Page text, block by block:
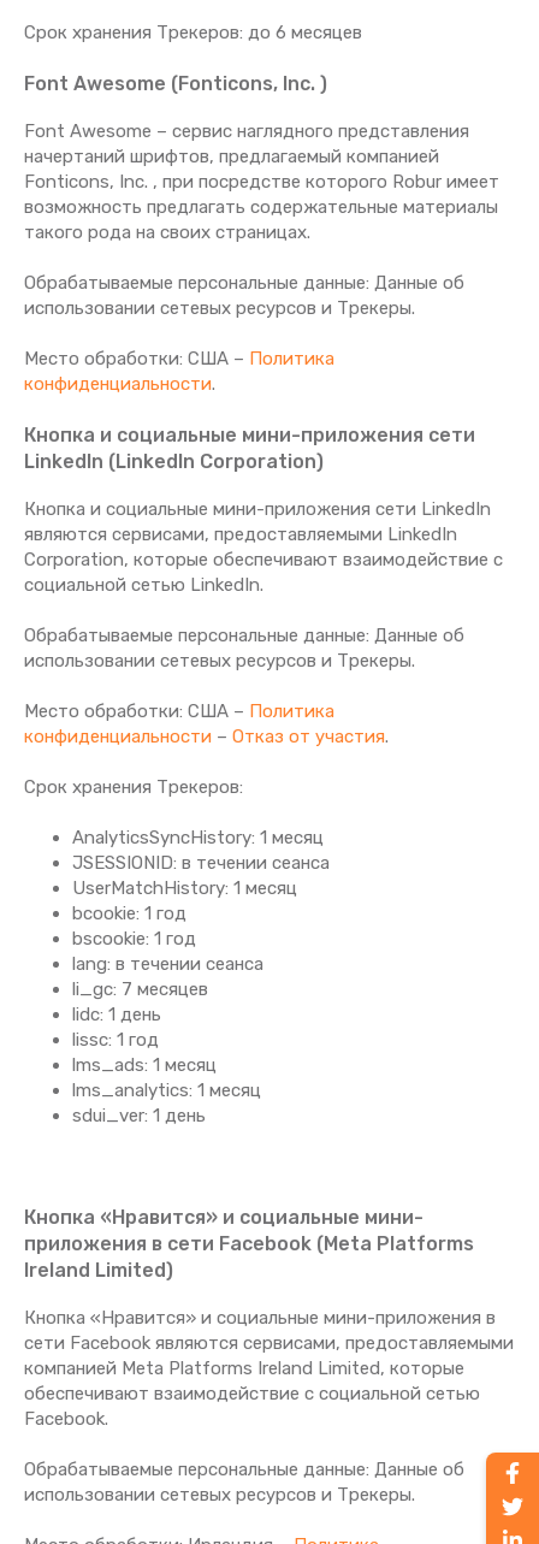
Срок хранения Tрекеров: до 6 месяцев
Font Awesome (Fonticons, Inc. )
Font Awesome – сервис наглядного представления
начертаний шрифтов, предлагаемый компанией
Fonticons, Inc. , при посредстве которого Robur имеет
возможность предлагать содержательные материалы
такого рода на своих страницах.
Обрабатываемые персональные данные: Данные об
использовании сетевых ресурсов и Трекеры.
Место обработки: США – Политика
конфиденциальности.
Кнопка и социальные мини-приложения сети
LinkedIn (LinkedIn Corporation)
Кнопка и социальные мини-приложения сети LinkedIn
являются сервисами, предоставляемыми LinkedIn
Corporation, которые обеспечивают взаимодействие с
социальной сетью LinkedIn.
Обрабатываемые персональные данные: Данные об
использовании сетевых ресурсов и Трекеры.
Место обработки: США – Политика
конфиденциальности – Отказ от участия.
Срок хранения Tрекеров:
AnalyticsSyncHistory: 1 месяц
JSESSIONID: в течении сеанса
UserMatchHistory: 1 месяц
bcookie: 1 год
bscookie: 1 год
lang: в течении сеанса
li_gc: 7 месяцев
lidc: 1 день
lissc: 1 год
lms_ads: 1 месяц
lms_analytics: 1 месяц
sdui_ver: 1 день
Кнопка «Нравится» и социальные мини-
приложения в сети Facebook (Meta Platforms
Ireland Limited)
Кнопка «Нравится» и социальные мини-приложения в
сети Facebook являются сервисами, предоставляемыми
компанией Meta Platforms Ireland Limited, которые
обеспечивают взаимодействие с социальной сетью
Facebook.
Обрабатываемые персональные данные: Данные об
использовании сетевых ресурсов и Трекеры.